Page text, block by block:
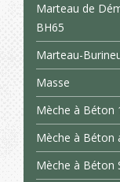
Marteau de
BH65
Marteau-
Masse
Mèche à Béton
Mèche à Béton
Mèche à Béton